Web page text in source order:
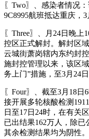
〖Two〗、感染者情况
9C8995航班抵达重庆，
〖Three〗、月24日晚
控区正式解封。解封区
云城街萧岗辖内东约封
施封控管理以来，该区
务上门”措施，至3月24
〖Four〗、截至3月18
接开展多轮核酸检测
日至17日24时，在有关
已出结果162万人，除已
其余检测结果均为阴性。